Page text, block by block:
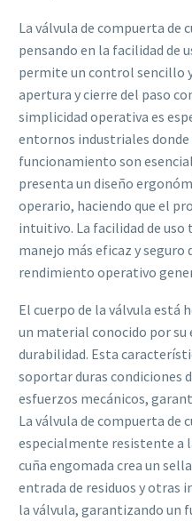
La válvula de compuerta de
pensando en la facilidad de
permite un control sencillo
apertura y cierre del paso
simplicidad operativa es
entornos industriales donde
funcionamiento son
presenta un diseño
operario, haciendo que el
intuitivo. La facilidad de uso
manejo más eficaz y
rendimiento operativo
El cuerpo de la válvula está
un material conocido por su
durabilidad. Esta
soportar duras condiciones
esfuerzos mecánicos,
La válvula de compuerta de
especialmente resistente a
cuña engomada crea un
entrada de residuos y otras
la válvula, garantizando un